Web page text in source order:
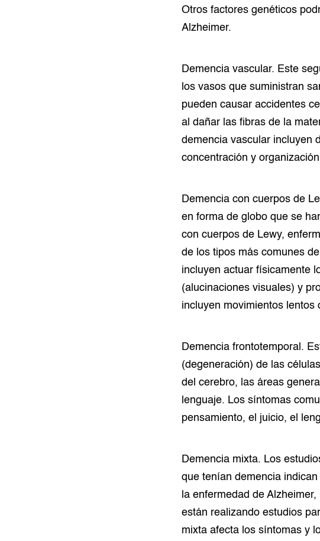
Otros factores genéticos
Alzheimer.
Demencia vascular. Este
los vasos que suministran
pueden causar accidentes
al dañar las fibras de la
demencia vascular incluyen
concentración y
Demencia con cuerpos de
en forma de globo que se
con cuerpos de Lewy,
de los tipos más comunes
incluyen actuar físicamente
(alucinaciones visuales) y
incluyen movimientos lentos
Demencia frontotemporal.
(degeneración) de las
del cerebro, las áreas
lenguaje. Los síntomas
pensamiento, el juicio, el
Demencia mixta. Los
que tenían demencia
la enfermedad de
están realizando estudios
mixta afecta los síntomas y